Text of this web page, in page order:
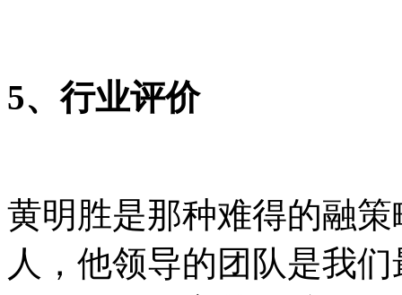
5、行业评价
黄明胜是那种难得的融
人，他领导的团队是我